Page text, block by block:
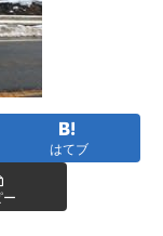
はてブ
ー